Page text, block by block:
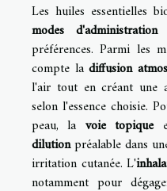
Les huiles essentielles
modes d'administration
préférences. Parmi les
compte ladiffusion
l'air tout en créant une
selon l'essence choisie.
peau, la voie topique
dilutionpréalable dans
irritation cutanée. L'
notamment pour